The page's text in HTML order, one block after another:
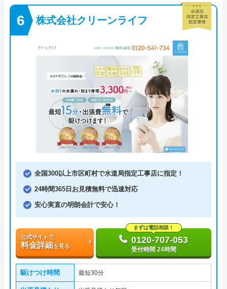
株式会社クリーンライフ
全国300以上市区町村で水道局指定工事店に指定！
24時間365日お見積無料で迅速対応
安心実直の明朗会計で安心！
公式サイトで
料金詳細 を見る
まずは電話相談！
0120-707-053
受付時間 24時間
駆けつけ時間 最短30分